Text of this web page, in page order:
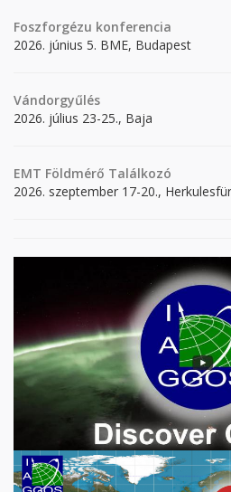
Foszforgézu konferencia
2026. június 5. BME, Budapest
Vándorgyűlés
2026. július 23-25., Baja
EMT Földmérő Találkozó
2026. szeptember 17-20.,